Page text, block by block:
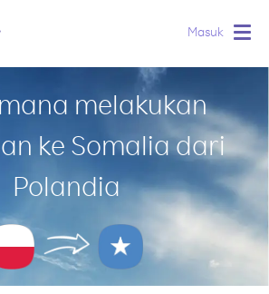
Masuk
melakukan
ke Somalia dari
Polandia